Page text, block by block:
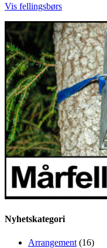
Vis fellingsbørs
Nyhetskategori
Arrangement (16)